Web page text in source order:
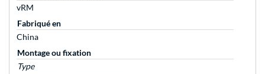
vRM
Fabriqué en
China
Montage ou fixation
Type